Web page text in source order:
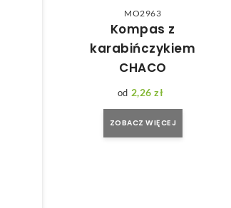
MO2963
Kompas z
karabińczykiem
CHACO
2,26zł
ZOBACZ WIĘCEJ